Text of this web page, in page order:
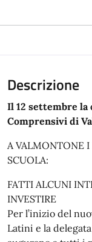
Descrizione
Il 12 settembre
Comprensivi di
A VALMONTONE
SCUOLA:
FATTI ALCUNI
INVESTIRE
Per l’inizio del
Latini e la